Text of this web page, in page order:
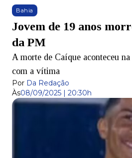
Bahia
Jovem de 19 anos
da PM
A morte de Caíque aconteceu
com a vítima
Por Da Redação
Às08/09/2025 | 20:30h